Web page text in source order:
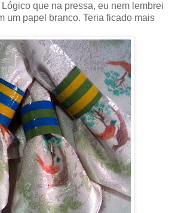
que na pressa, eu nem lembrei
um papel branco. Teria ficado mais